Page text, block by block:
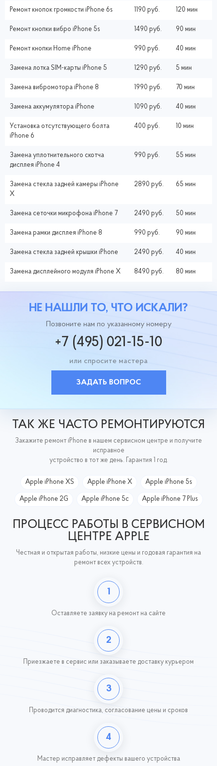
Ремонт кнопок громкости iPhone 6s 1190 руб. 120 мин
Ремонт кнопки вибро iPhone 5s 1490 руб. 90 мин
Ремонт кнопки Home iPhone 990 руб. 40 мин
Замена лотка SIM-карты iPhone 5 1290 руб. 5 мин
Замена вибромотора iPhone 8 1990 руб. 70 мин
Замена аккумулятора iPhone 1090 руб. 40 мин
Установка отсутствующего болта
iPhone 6
400 руб. 10 мин
Замена уплотнительного скотча
дисплея iPhone 4
990 руб. 55 мин
Замена стекла задней камеры iPhone
X
2890 руб. 65 мин
Замена сеточки микрофона iPhone 7 2490 руб. 50 мин
Замена рамки дисплея iPhone 8 990 руб. 90 мин
Замена стекла задней крышки iPhone 2490 руб. 40 мин
Замена дисплейного модуля iPhone X 8490 руб. 80 мин
НЕ НАШЛИ ТО, ЧТО ИСКАЛИ?
Позвоните нам по указанному номеру
+7 (495) 021-15-10
или спросите мастера
ЗАДАТЬ ВОПРОС
ТАК ЖЕ ЧАСТО РЕМОНТИРУЮТСЯ
Закажите ремонт iPhone в нашем сервисном центре и получите
исправное
устройство в тот же день. Гарантия 1 год.
Apple iPhone XS Apple iPhone X Apple iPhone 5s
Apple iPhone 2G Apple iPhone 5c Apple iPhone 7 Plus
ПРОЦЕСС РАБОТЫ В СЕРВИСНОМ
ЦЕНТРЕ APPLE
Честная и открытая работы, низкие цены и годовая гарантия на
ремонт всех устройств.
1
Оставляете заявку на ремонт на сайте
2
Приезжаете в сервис или заказываете доставку курьером
3
Проводится диагностика, согласование цены и сроков
4
Мастер исправляет дефекты вашего устройства